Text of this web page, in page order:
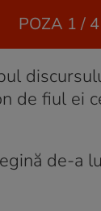
POZA 1 / 4
de fiul ei
de-a